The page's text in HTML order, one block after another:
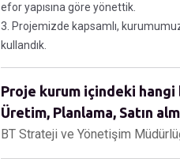
efor yapısına göre yönettik.
3. Projemizde kapsamlı,
kullandık.
Proje kurum içindeki hangi
Üretim, Planlama, Satın
BT Strateji ve Yönetişim